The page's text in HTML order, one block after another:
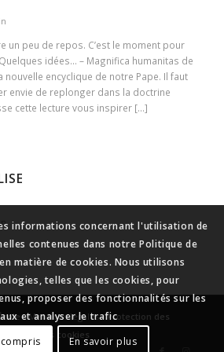
un peu de repos. C’est le moment pour
idées… – Magnifica humanitas de
nouvelle encyclique de notre Pape. Il faut
envie de replonger dans la doctrine
cette lecture vous inspirer […]
-Mentions légales-Protection des
Gestion des cookies
informations concernant l'utilisation de
contenues dans notre Politique de
matière de cookies. Nous utilisons
telles que les cookies, pour
proposer des fonctionnalités sur les
et analyser le trafic
En savoir plus